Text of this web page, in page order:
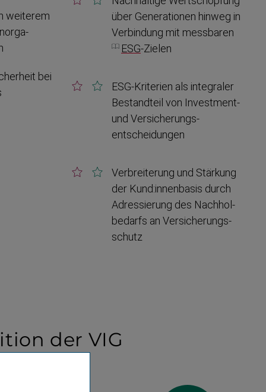
weiterem
bei
über Genera­tionen hinweg in
Verbindung mit messbaren
ESG-Zielen
ESG-​Kriterien als integraler
Bestandteil von Investment-
und Versicherungs­
entscheidungen
Verbrei­terung und Stärkung
der Kund:innen­basis durch
Adressierung des Nachhol­
bedarfs an Versicherungs­
schutz
der VIG